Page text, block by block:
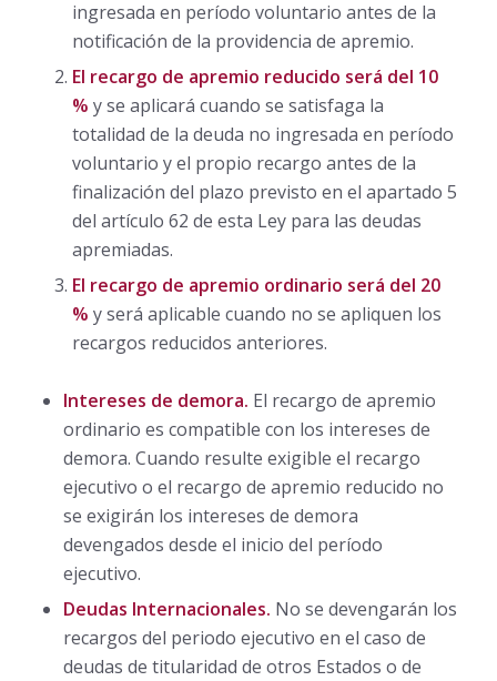
ingresada en período voluntario antes de la
notificación de la providencia de apremio.
El recargo de apremio reducido será del 10
% y se aplicará cuando se satisfaga la
totalidad de la deuda no ingresada en período
voluntario y el propio recargo antes de la
finalización del plazo previsto en el apartado 5
del artículo 62 de esta Ley para las deudas
apremiadas.
El recargo de apremio ordinario será del 20
% y será aplicable cuando no se apliquen los
recargos reducidos anteriores.
Intereses de demora. El recargo de apremio
ordinario es compatible con los intereses de
demora. Cuando resulte exigible el recargo
ejecutivo o el recargo de apremio reducido no
se exigirán los intereses de demora
devengados desde el inicio del período
ejecutivo.
Deudas Internacionales. No se devengarán los
recargos del periodo ejecutivo en el caso de
deudas de titularidad de otros Estados o de